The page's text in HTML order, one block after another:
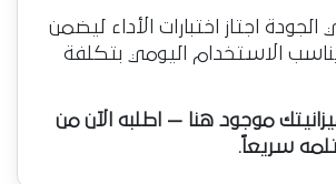
اجتاز اختبارات الأداء ليضمن
الاستخدام اليومي بتكلفة
موجود هنا — اطلبه الآن من
سريعاً.